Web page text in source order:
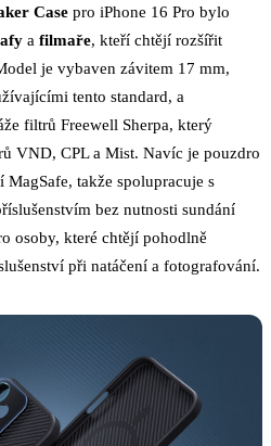
Case pro iPhone 16 Pro bylo
a filmaře, kteří chtějí rozšířit
je vybaven závitem 17 mm,
tento standard, a
filtrů Freewell Sherpa, který
VND, CPL a Mist. Navíc je pouzdro
takže spolupracuje s
bez nutnosti sundání
osoby, které chtějí pohodlně
při natáčení a fotografování.